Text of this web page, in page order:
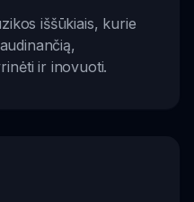
iššūkiais, kurie
ir inovuoti.